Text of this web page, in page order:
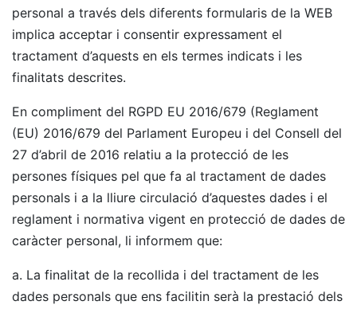
personal a través dels diferents formularis de la WEB
implica acceptar i consentir expressament el
tractament d’aquests en els termes indicats i les
finalitats descrites.
En compliment del RGPD EU 2016/679 (Reglament
(EU) 2016/679 del Parlament Europeu i del Consell del
27 d’abril de 2016 relatiu a la protecció de les
persones físiques pel que fa al tractament de dades
personals i a la lliure circulació d’aquestes dades i el
reglament i normativa vigent en protecció de dades de
caràcter personal, li informem que:
a. La finalitat de la recollida i del tractament de les
dades personals que ens facilitin serà la prestació dels